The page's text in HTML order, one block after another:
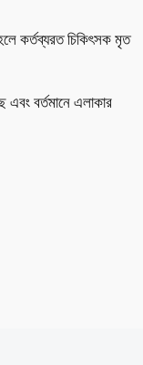
কর্তব্যরত চিকিৎসক মৃত
এবং বর্তমানে এলাকার